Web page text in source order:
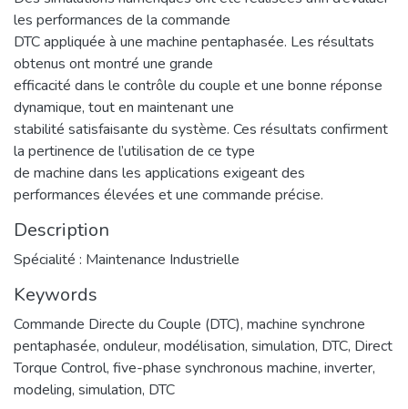
les performances de la commande
DTC appliquée à une machine pentaphasée. Les résultats
obtenus ont montré une grande
efficacité dans le contrôle du couple et une bonne réponse
dynamique, tout en maintenant une
stabilité satisfaisante du système. Ces résultats confirment
la pertinence de l’utilisation de ce type
de machine dans les applications exigeant des
performances élevées et une commande précise.
Description
Spécialité : Maintenance Industrielle
Keywords
Commande Directe du Couple (DTC), machine synchrone
pentaphasée, onduleur, modélisation, simulation, DTC, Direct
Torque Control, five-phase synchronous machine, inverter,
modeling, simulation, DTC